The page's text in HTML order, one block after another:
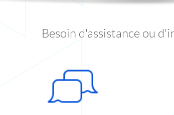
Besoin d'assistance ou